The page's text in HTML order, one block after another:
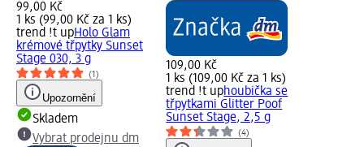
99,00 Kč
1 ks (99,00 Kč za 1 ks)
trend !t upHolo Glam
krémové třpytky Sunset
Stage 030, 3 g
(1)
Upozornění
Skladem
Vybrat prodejnu dm
109,00 Kč
1 ks (109,00 Kč za 1 ks)
trend !t uphoubička se
třpytkami Glitter Poof
Sunset Stage, 2,5 g
(4)